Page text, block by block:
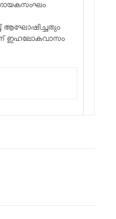
ഗായകസംഘം
ആഘോഷിച്ചതും
ഇഹലോകവാസം